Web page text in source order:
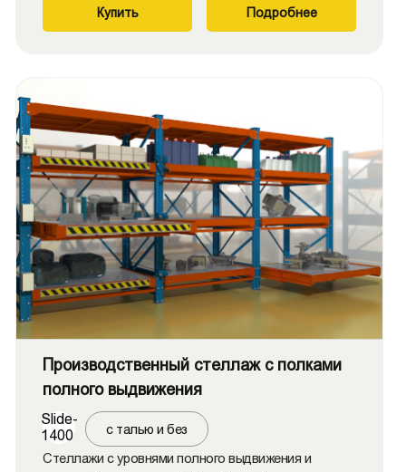
Купить Подробнее
Производственный стеллаж с полками
полного выдвижения
Slide-
1400
с талью и без
Стеллажи с уровнями полного выдвижения и